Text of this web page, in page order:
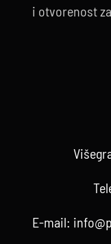
i otvorenost
E-mail: